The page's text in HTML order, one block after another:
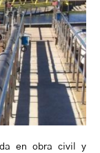
en obra civil y